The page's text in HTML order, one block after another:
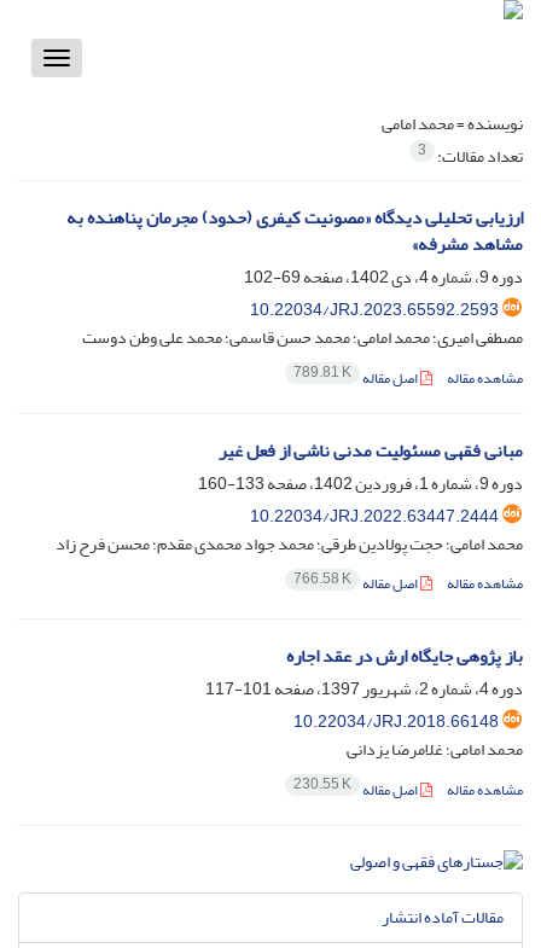
Toggle
نویسنده =محمد امامی
تعداد مقالات: 3
ارزیابی تحلیلی دیدگاه «مصونیت کیفری (حدود) مجرمان پناهنده به
مشاهد مشرفه»
دوره 9، شماره 4، دی 1402، صفحه
69-102
10.22034/JRJ.2023.65592.2593
مصطفی امیری؛ محمد امامی؛ محمد حسن قاسمی؛ محمد علی وطن دوست
مشاهده مقاله اصل مقاله 789.81 K
مبانی فقهی مسئولیت مدنی ناشی از فعل غیر
دوره 9، شماره 1، فروردین 1402، صفحه
133-160
10.22034/JRJ.2022.63447.2444
محمد امامی؛ حجت پولادین طرقی؛ محمد جواد محمدی مقدم؛ محسن فرح زاد
مشاهده مقاله اصل مقاله 766.58 K
باز پژوهی جایگاه ارش در عقد اجاره
دوره 4، شماره 2، شهریور 1397، صفحه
101-117
10.22034/JRJ.2018.66148
محمد امامی؛ غلامرضا یزدانی
مشاهده مقاله اصل مقاله 230.55 K
مقالات آماده انتشار